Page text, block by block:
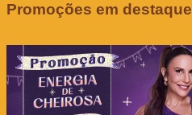
Promoções em destaque